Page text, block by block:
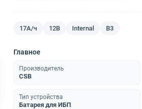
17А/ч 12В Internal B3
Главное
Производитель
CSB
Тип устройства
Батарея для ИБП